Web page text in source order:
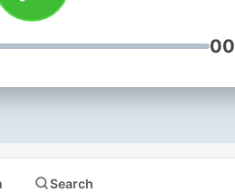
Farmer ou encore
Mitterrand, le
vous révèle
y a derrière les
normes des icônes
du sport, de la
encore de la royauté.
Search